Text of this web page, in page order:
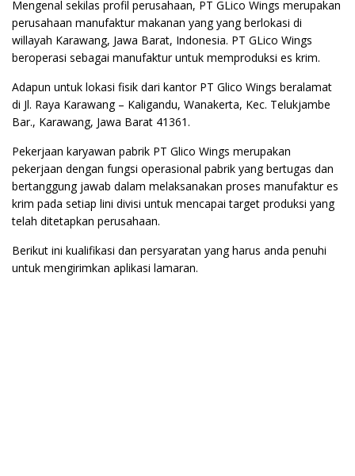
Mengenal sekilas profil perusahaan, PT GLico Wings merupakan
perusahaan manufaktur makanan yang yang berlokasi di
willayah Karawang, Jawa Barat, Indonesia. PT GLico Wings
beroperasi sebagai manufaktur untuk memproduksi es krim.
Adapun untuk lokasi fisik dari kantor PT Glico Wings beralamat
di Jl. Raya Karawang – Kaligandu, Wanakerta, Kec. Telukjambe
Bar., Karawang, Jawa Barat 41361.
Pekerjaan karyawan pabrik PT Glico Wings merupakan
pekerjaan dengan fungsi operasional pabrik yang bertugas dan
bertanggung jawab dalam melaksanakan proses manufaktur es
krim pada setiap lini divisi untuk mencapai target produksi yang
telah ditetapkan perusahaan.
Berikut ini kualifikasi dan persyaratan yang harus anda penuhi
untuk mengirimkan aplikasi lamaran.